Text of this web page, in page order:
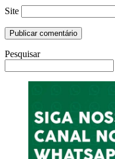
Site
Pesquisar